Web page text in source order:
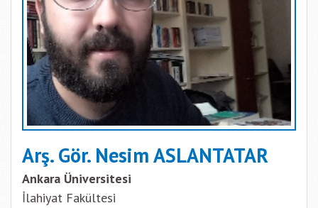
Arş. Gör. Nesim ASLANTATAR
Ankara Üniversitesi
İlahiyat Fakültesi